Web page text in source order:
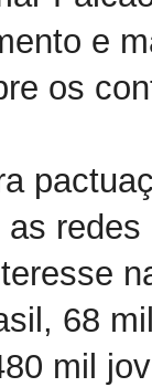
e
os
68
mil